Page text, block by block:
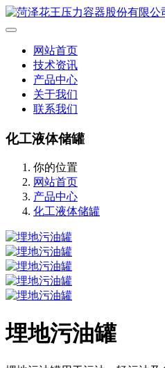
网站首页
技术资讯
产品中心
关于我们
联系我们
化工液体储罐
你的位置
网站首页
产品中心
化工液体储罐
埋地污油罐